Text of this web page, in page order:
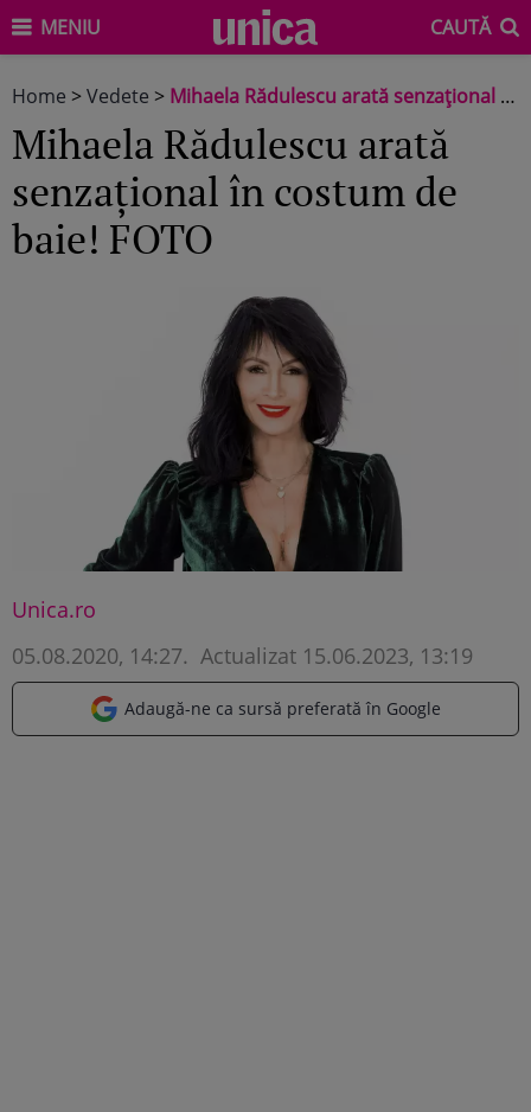
MENIU CAUTĂ
Home >Vedete > Mihaela Rădulescu arată senzațional în costum de baie! FOTO
Mihaela Rădulescu arată
senzațional în costum de
baie! FOTO
Unica.ro
05.08.2020, 14:27. Actualizat 15.06.2023, 13:19
Adaugă-ne ca sursă preferată în Google